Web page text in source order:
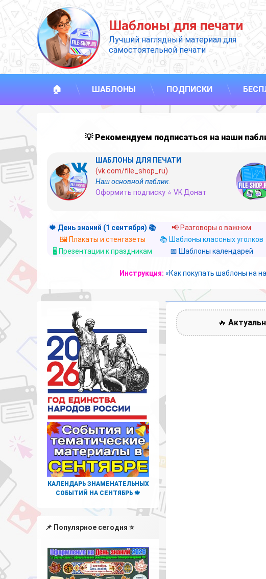
Перейти
к
содержимому
Шаблоны для печати
Лучший наглядный материал для
самостоятельной печати
🏠 ШАБЛОНЫ ПОДПИСКИ
💡 Рекомендуем подписаться на наши
ШАБЛОНЫ ДЛЯ ПЕЧАТИ
(vk.com/file_shop_ru)
Наш основной паблик.
Оформить подписку ⭐ VK Донат
🍁 День знаний (1 сентября) 📚 📢 Разговоры о важном
🖼️ Плакаты и стенгазеты
📚 Шаблоны классных уголков
🖥️ Презентации к праздникам
📅 Шаблоны календарей
Инструкция: «Как покупать шаблоны на
🔥
КАЛЕНДАРЬ ЗНАМЕНАТЕЛЬНЫХ
СОБЫТИЙ НА СЕНТЯБРЬ 🍁
📌 Популярное сегодня ⭐